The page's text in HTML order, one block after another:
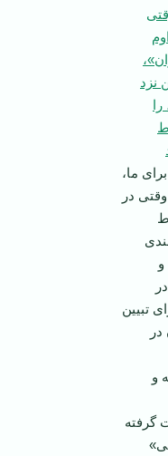
نزد
برای ما،
در
و
تبیین
و
گرفته